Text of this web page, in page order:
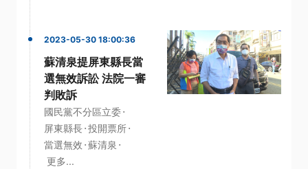
2023-05-30 18:00:36
蘇清泉提屏東縣長當
選無效訴訟 法院一審
判敗訴
國民黨不分區立委·
屏東縣長·投開票所·
當選無效 ·蘇清泉 ·
更多...